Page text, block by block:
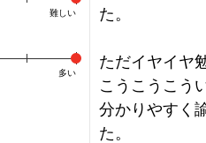
難しい
多い
た。
ただイヤイヤ
こうこうこう
分かりやすく
た。